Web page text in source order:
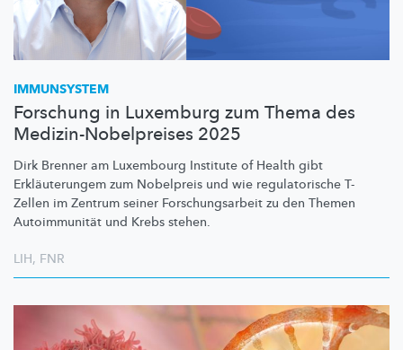
IMMUNSYSTEM
Forschung in Luxemburg zum Thema des
Medizin-Nobelpreises 2025
Dirk Brenner am Luxembourg Institute of Health gibt
Erkläuterungem zum Nobelpreis und wie regulatorische T-
Zellen im Zentrum seiner Forschungsarbeit zu den Themen
Autoimmunität und Krebs stehen.
LIH, FNR